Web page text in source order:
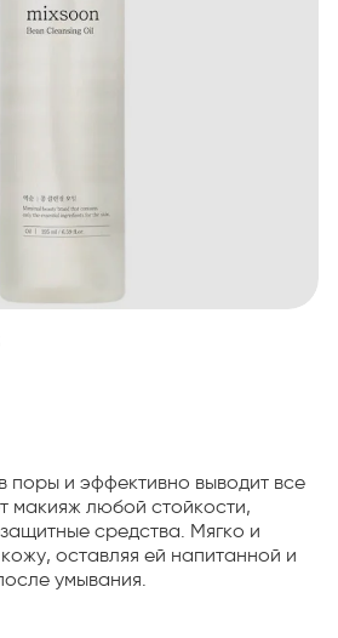
поры и эффективно выводит все
макияж любой стойкости,
средства. Мягко и
оставляя ей напитанной и
умывания.